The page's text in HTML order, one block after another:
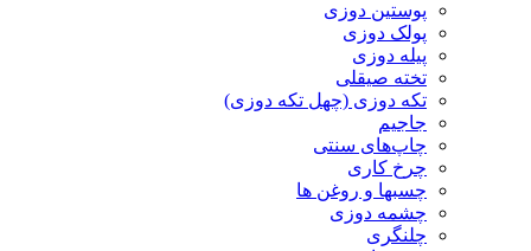
پوستین دوزی
پولک دوزی
پیله دوزی
تخته صیقلی
تکه دوزی (چهل تکه دوزی)
جاجیم
چاپ‌های سنتی
چرخ کاری
چسبها و روغن ها
چشمه دوزی
چلنگری